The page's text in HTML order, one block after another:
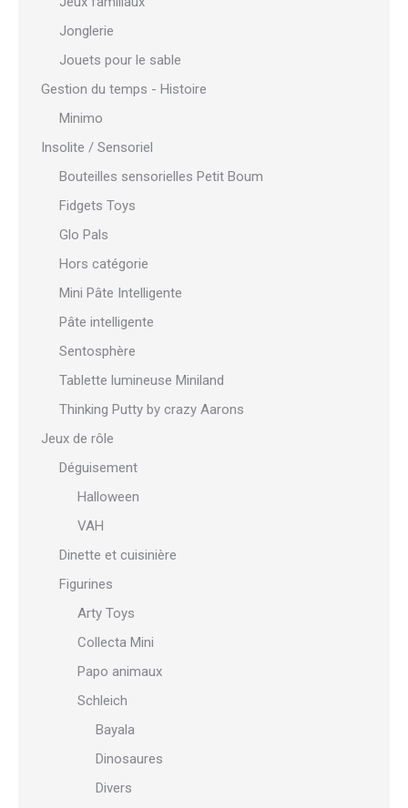
Jonglerie
Jouets pour le sable
Gestion du temps - Histoire
Minimo
Insolite / Sensoriel
Bouteilles sensorielles Petit Boum
Fidgets Toys
Glo Pals
Hors catégorie
Mini Pâte Intelligente
Pâte intelligente
Sentosphère
Tablette lumineuse Miniland
Thinking Putty by crazy Aarons
Jeux de rôle
Déguisement
Halloween
VAH
Dinette et cuisinière
Figurines
Arty Toys
Collecta Mini
Papo animaux
Schleich
Bayala
Dinosaures
Divers